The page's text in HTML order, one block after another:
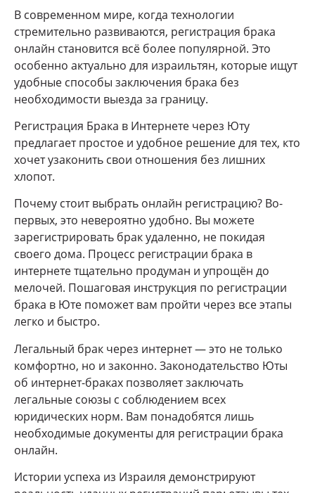
В современном мире, когда технологии
стремительно развиваются, регистрация брака
онлайн становится всё более популярной. Это
особенно актуально для израильтян, которые ищут
удобные способы заключения брака без
необходимости выезда за границу.
Регистрация Брака в Интернете через Юту
предлагает простое и удобное решение для тех, кто
хочет узаконить свои отношения без лишних
хлопот.
Почему стоит выбрать онлайн регистрацию? Во-
первых, это невероятно удобно. Вы можете
зарегистрировать брак удаленно, не покидая
своего дома. Процесс регистрации брака в
интернете тщательно продуман и упрощён до
мелочей. Пошаговая инструкция по регистрации
брака в Юте поможет вам пройти через все этапы
легко и быстро.
Легальный брак через интернет — это не только
комфортно, но и законно. Законодательство Юты
об интернет-браках позволяет заключать
легальные союзы с соблюдением всех
юридических норм. Вам понадобятся лишь
необходимые документы для регистрации брака
онлайн.
Истории успеха из Израиля демонстрируют